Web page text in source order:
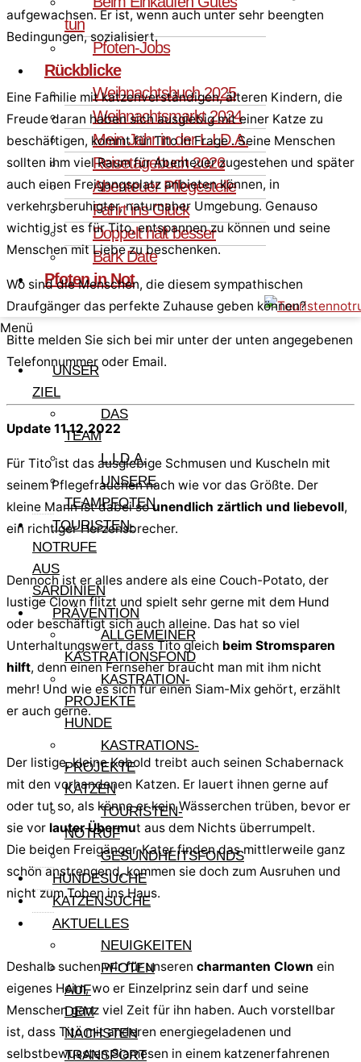
tun
Pfoten-Jobs
Rückblicke
Weihnachtsbuch 2025
Weihnachtsmarkt 2024
Mein Jahr in der L.I.D.A.
Reisetagebuch 2026
Abenteuer Pflegestelle
Fahrt ins Glück
Doppelt hält besser
Bark Date
Pfoten in Not
Menü
UNSER
ZIEL
DAS
TEAM
L.I.D.A.
UNSERE
TEAMPFOTEN
TOURISTEN-
NOTRUFE
AUS
SARDINIEN
PRÄVENTION
ALLGEMEINER
KASTRATIONSFOND
KASTRATION-
PROJEKTE
HUNDE
KASTRATIONS-
PROJEKTE
KATZEN
TOURISTEN-
NOTRUF
GESUNDHEITSFONDS
HUNDESUCHE
KATZENSUCHE
AKTUELLES
NEUIGKEITEN
PFOTEN
AUF
DEM
NÄCHSTEN
TRANSPORT
aufgewachsen. Er ist, wenn auch unter sehr beengten
Bedingungen, sozialisiert.
Eine Familie mit katzenverständigen, älteren Kindern, die
Freude daran haben sich ausgiebig mit einer Katze zu
beschäftigen, kommt für Tito in Frage . Seine Menschen
sollten ihm viel Raum für Abenteuer zugestehen und später
auch einen Freigangsplatz anbieten können, in
verkehrsberuhigter, naturnaher Umgebung. Genauso
wichtig ist es für Tito, entspannen zu können und seine
Menschen mit Liebe zu beschenken.
Wo sind die Menschen, die diesem sympathischen
Draufgänger das perfekte Zuhause geben können?
Bitte melden Sie sich bei mir unter der unten angegebenen
Telefonnummer oder Email.
Update 11.12.2022
Für Tito ist das ausgiebige Schmusen und Kuscheln mit
seinem Pflegefrauchen nach wie vor das Größte. Der
kleine Mann ist dabei sounendlich zärtlich und liebevoll,
ein richtiger Herzensbrecher.
Dennoch ist er alles andere als eine Couch-Potato, der
lustige Clown flitzt und spielt sehr gerne mit dem Hund
oder beschäftigt sich auch alleine. Das hat so viel
Unterhaltungswert, dass Tito gleich beim Stromsparen
hilft, denn einen Fernseher braucht man mit ihm nicht
mehr! Und wie es sich für einen Siam-Mix gehört, erzählt
er auch gerne.
Der listige, kleine Kobold treibt auch seinen Schabernack
mit den vorhandenen Katzen. Er lauert ihnen gerne auf
oder tut so, als könne er kein Wässerchen trüben, bevor er
sie vor lauter Übermut aus dem Nichts überrumpelt.
Die beiden Freigänger-Kater finden das mittlerweile ganz
schön anstrengend, kommen sie doch zum Ausruhen und
nicht zum Toben ins Haus.
Deshalb suchen wir für unseren charmanten Clown ein
eigenes Heim, wo er Einzelprinz sein darf und seine
Menschen ganz viel Zeit für ihn haben. Auch vorstellbar
ist, dass Tito mit anderen energiegeladenen und
selbstbewussten Siamesen in einem katzenerfahrenen